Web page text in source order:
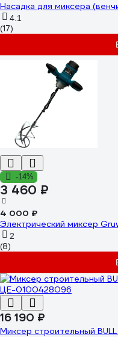
Насадка для миксера
СПЕЦ-3783
4.1
(17)
-14%
3 460 ₽
4 000 ₽
Электрический миксер
2
(8)
16 190 ₽
Миксер строительный